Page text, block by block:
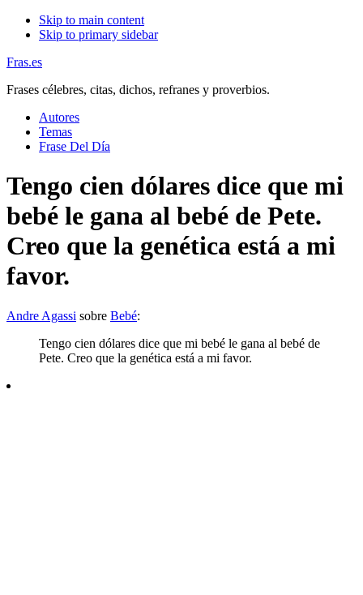
Skip to main content
Skip to primary sidebar
Fras.es
Frases célebres, citas, dichos, refranes y proverbios.
Autores
Temas
Frase Del Día
Tengo cien dólares dice que mi
bebé le gana al bebé de Pete.
Creo que la genética está a mi
favor.
Andre Agassi sobre Bebé:
Tengo cien dólares dice que mi bebé le gana al bebé de
Pete. Creo que la genética está a mi favor.